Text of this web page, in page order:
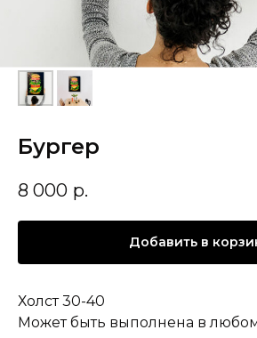
Бургер
8 000 р.
Добавить в
Холст 30-40
Может быть выполнена в